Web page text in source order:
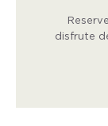
disfrute